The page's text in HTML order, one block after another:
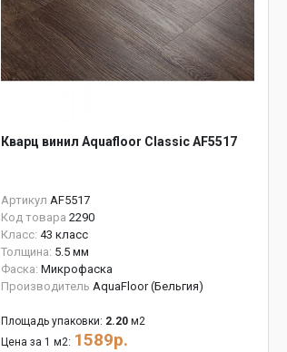
Кварц винил Aquafloor Classic AF5517
Артикул AF5517
Код товара 2290
Класс: 43 класс
Толщина: 5.5 мм
Фаска: Микрофаска
Производитель AquaFloor (Бельгия)
Площадь упаковки: 2.20 м2
Цена за 1 м2: 1589р.